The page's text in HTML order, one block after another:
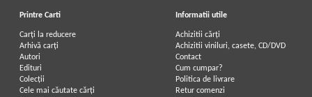
Printre Carti
Carți la reducere
Arhivă carți
Autori
Edituri
Colecții
Cele mai căutate cărți
Informatii utile
Achizitii cărți
Achizitii viniluri, casete, CD/DVD
Contact
Cum cumpar?
Politica de livrare
Retur comenzi